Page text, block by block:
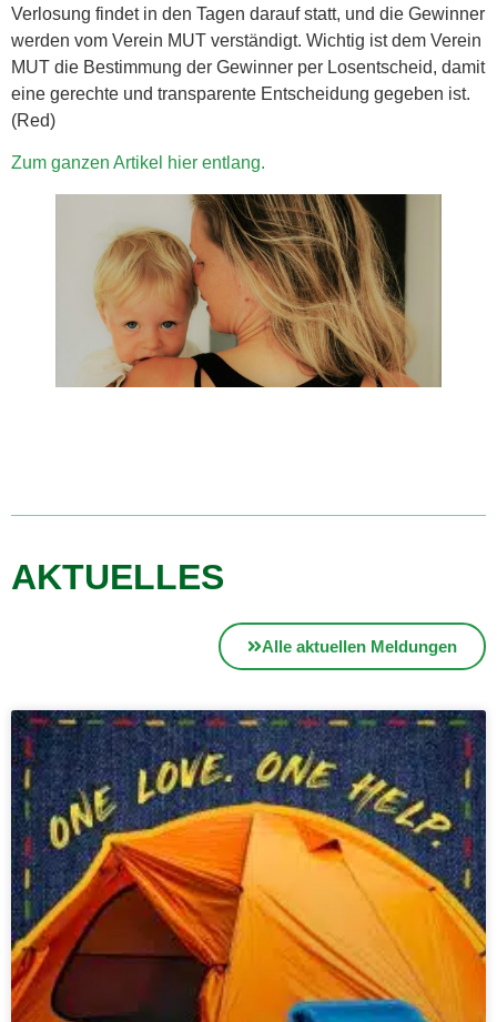
Verlosung findet in den Tagen darauf statt, und die Gewinner
werden vom Verein MUT verständigt. Wichtig ist dem Verein
MUT die Bestimmung der Gewinner per Losentscheid, damit
eine gerechte und transparente Entscheidung gegeben ist.
(Red)
Zum ganzen Artikel hier entlang.
AKTUELLES
Alle aktuellen Meldungen